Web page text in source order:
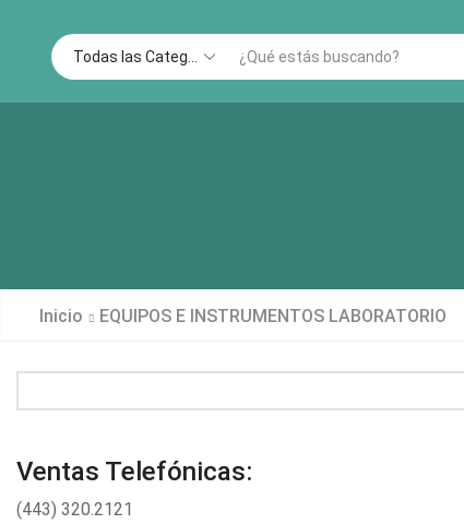
Inicio EQUIPOS E INSTRUMENTOS LABORATORIO
Ventas Telefónicas:
(443) 320.2121